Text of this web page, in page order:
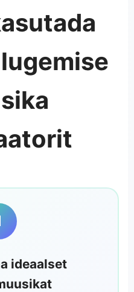
ideaalset